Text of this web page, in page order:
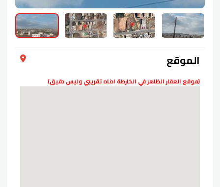
الموقع
(موقع العقار الظاهر في الخارطة ادناه تقريبي وليس دقيق)